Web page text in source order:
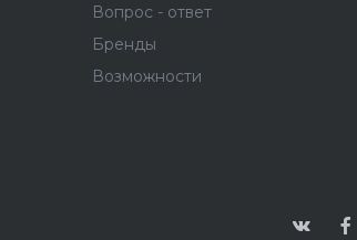
Вопрос - ответ
Бренды
Возможности